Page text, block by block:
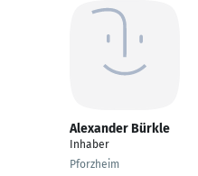
Alexander Bürkle
Inhaber
Pforzheim